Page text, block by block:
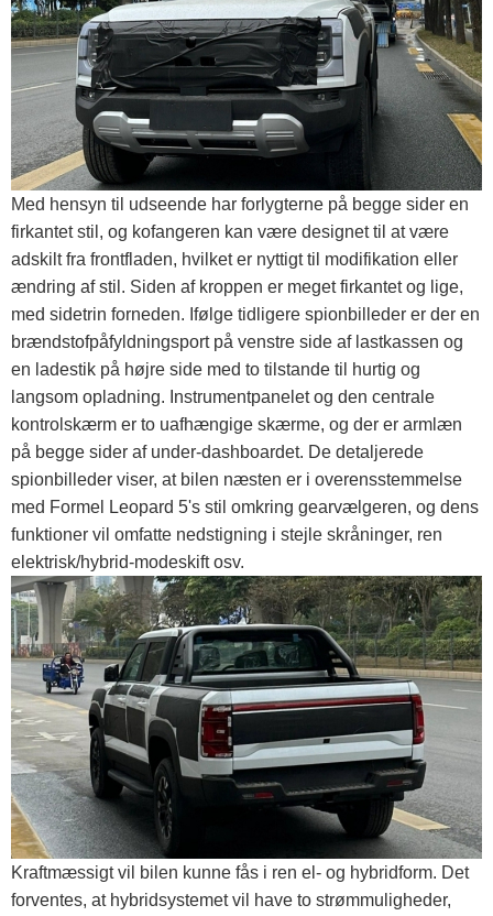
Med hensyn til udseende har forlygterne på begge sider en
firkantet stil, og kofangeren kan være designet til at være
adskilt fra frontfladen, hvilket er nyttigt til modifikation eller
ændring af stil. Siden af ​​kroppen er meget firkantet og lige,
med sidetrin forneden. Ifølge tidligere spionbilleder er der en
brændstofpåfyldningsport på venstre side af lastkassen og
en ladestik på højre side med to tilstande til hurtig og
langsom opladning. Instrumentpanelet og den centrale
kontrolskærm er to uafhængige skærme, og der er armlæn
på begge sider af under-dashboardet. De detaljerede
spionbilleder viser, at bilen næsten er i overensstemmelse
med Formel Leopard 5's stil omkring gearvælgeren, og dens
funktioner vil omfatte nedstigning i stejle skråninger, ren
elektrisk/hybrid-modeskift osv.
Kraftmæssigt vil bilen kunne fås i ren el- og hybridform. Det
forventes, at hybridsystemet vil have to strømmuligheder,